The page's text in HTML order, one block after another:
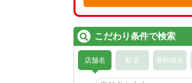
こだわり条件で検索
店舗名 駅名 新幹線名